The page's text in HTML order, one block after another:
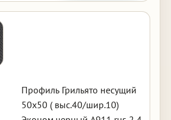
Профиль Грильято несущий
50х50 ( выс.40/шир.10)